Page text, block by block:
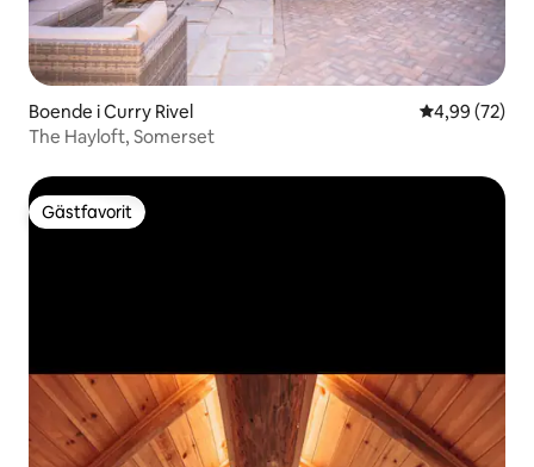
Boende i Curry Rivel 4,99 av 5 i
4,99 (72)
The Hayloft, Somerset
Gästfavorit
Gästfavorit